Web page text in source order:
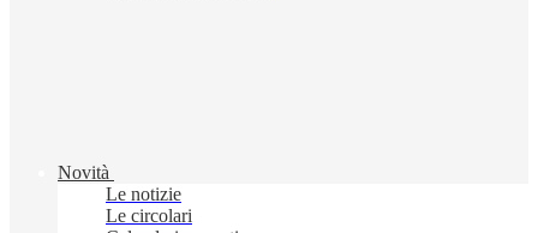
Novità
Le notizie
Le circolari